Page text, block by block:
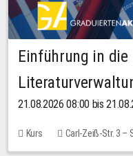
Einführung in die
21.08.2026 08:00 bis
Kurs Carl-Zeiß-Str. 3 –
10,00 EUR